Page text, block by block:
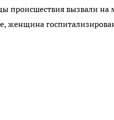
происшествия вызвали
женщина